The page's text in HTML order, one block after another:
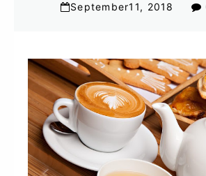
September11, 2018